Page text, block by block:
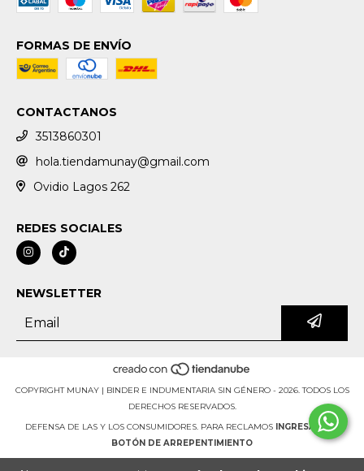
FORMAS DE ENVÍO
CONTACTANOS
3513860301
hola.tiendamunay@gmail.com
Ovidio Lagos 262
REDES SOCIALES
NEWSLETTER
COPYRIGHT MUNAY | BINDER E INDUMENTARIA SIN GÉNERO - 2026. TODOS LOS
DERECHOS RESERVADOS.
DEFENSA DE LAS Y LOS CONSUMIDORES. PARA RECLAMOS
INGRESÁ ACÁ.
BOTÓN DE ARREPENTIMIENTO